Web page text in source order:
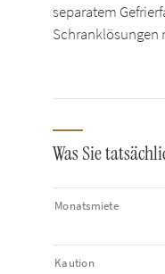
separatem
Was Sie
Monatsmiete
Kaution